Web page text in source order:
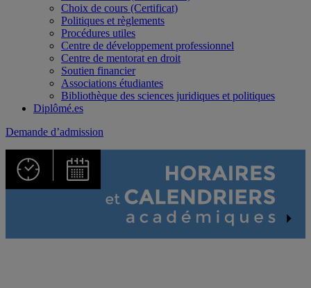
Choix de cours (Certificat)
Politiques et règlements
Procédures utiles
Centre de développement professionnel
Centre de mentorat en droit
Soutien financier
Associations étudiantes
Bibliothèque des sciences juridiques et politiques
Diplômé.es
Demande d’admission